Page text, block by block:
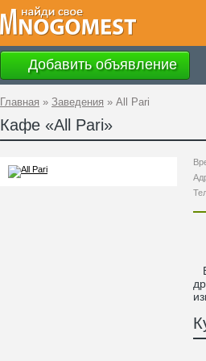
Добавить объявление
Главная » Заведения » All Pari
Кафе «All Pari»